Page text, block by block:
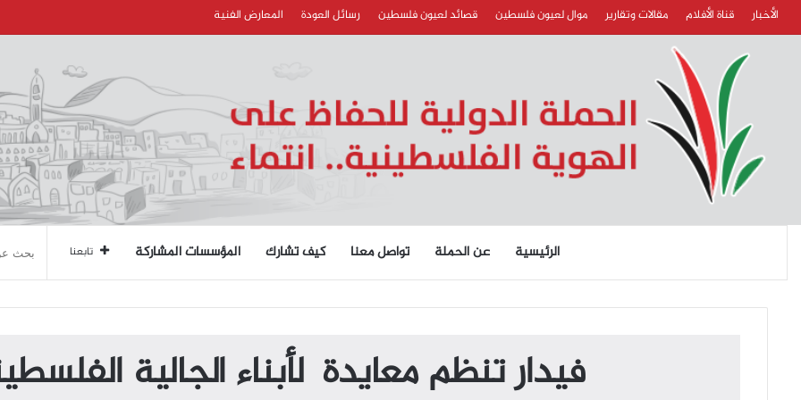
الأخبار قناة الأفلام مقالات وتقارير موال لعيون فلسطين قصائد لعيون فلسطين رسائل العودة المعارض الفنية
الرئيسية عن الحملة تواصل معنا كيف تشارك المؤسسات المشاركة تابعنا
فيدار تنظم معايدة لأبناء الجالية